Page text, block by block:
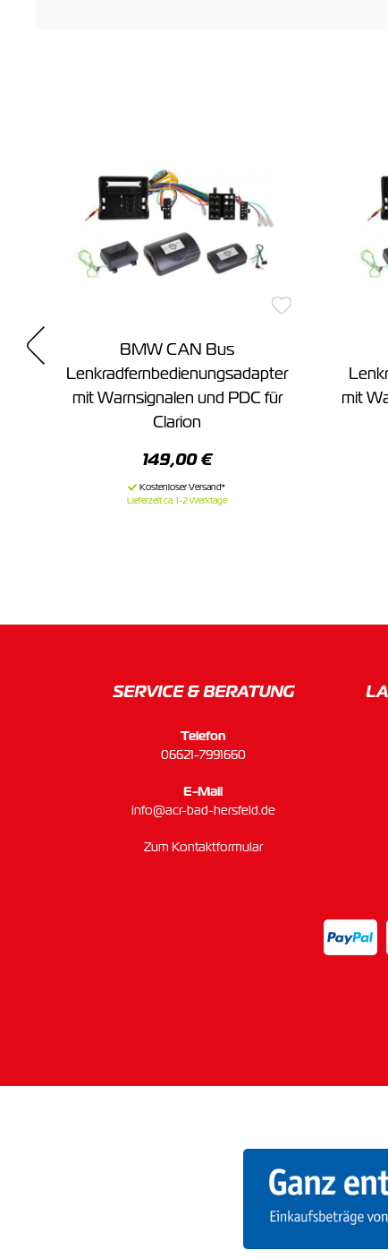
BMW CAN Bus
Lenkradfernbedienungsadapter
mit Warnsignalen und PDC für
Clarion
149,00 €
Lieferzeit ca. 1-2 Werktage
mit
SERVICE & BERATUNG
Telefon
06621-7991660
E-Mail
info@acr-bad-hersfeld.de
Zum Kontaktformular